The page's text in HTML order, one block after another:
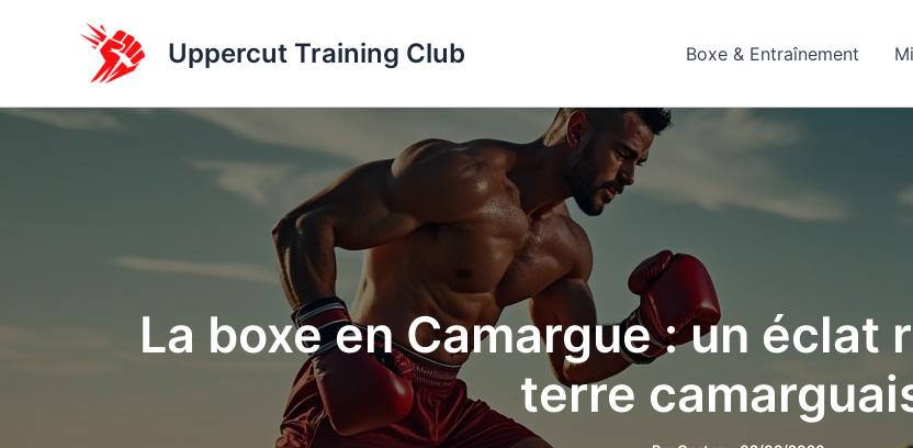
Uppercut Training Club Boxe & Entraînement
La boxe en Camargue : un éclat
terre